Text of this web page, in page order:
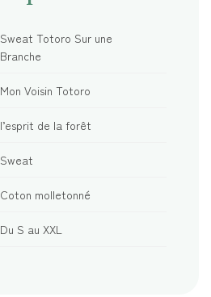
Sweat Totoro Sur une
Branche
Mon Voisin Totoro
l’esprit de la forêt
Sweat
Coton molletonné
Du S au XXL